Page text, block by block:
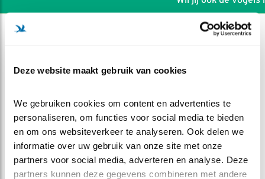
Deze website maakt gebruik van cookies
We gebruiken cookies om content en advertenties te
personaliseren, om functies voor social media te bieden
en om ons websiteverkeer te analyseren. Ook delen we
informatie over uw gebruik van onze site met onze
partners voor social media, adverteren en analyse. Deze
partners kunnen deze gegevens combineren met andere